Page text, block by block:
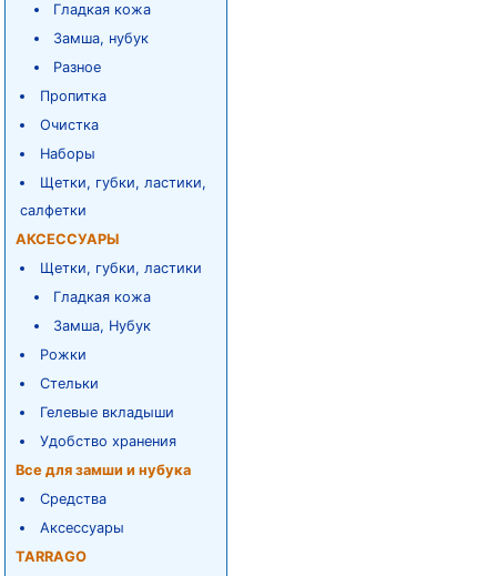
Гладкая кожа
Замша, нубук
Разное
Пропитка
Очистка
Наборы
Щетки, губки, ластики,
салфетки
АКСЕССУАРЫ
Щетки, губки, ластики
Гладкая кожа
Замша, Нубук
Рожки
Стельки
Гелевые вкладыши
Удобство хранения
Все для замши и нубука
Средства
Аксессуары
TARRAGO